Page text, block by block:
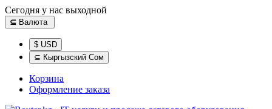
Сегодня у нас выходной
⊆ Валюта
$ USD
⊆ Кыргызский Сом
Корзина
Оформление заказа